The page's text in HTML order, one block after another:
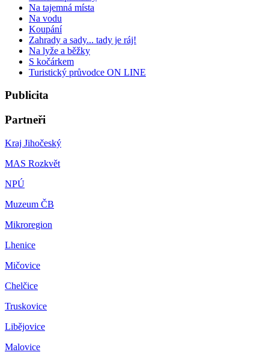
Na tajemná místa
Na vodu
Koupání
Zahrady a sady... tady je ráj!
Na lyže a běžky
S kočárkem
Turistický průvodce ON LINE
Publicita
Partneři
Kraj Jihočeský
MAS Rozkvět
NPÚ
Muzeum ČB
Mikroregion
Lhenice
Mičovice
Chelčice
Truskovice
Libějovice
Malovice